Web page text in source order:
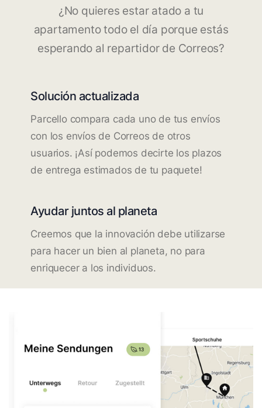
¿No quieres estar atado a tu
apartamento todo el día porque estás
esperando al repartidor de Correos?
Solución actualizada
Parcello compara cada uno de tus envíos
con los envíos de Correos de otros
usuarios. ¡Así podemos decirte los plazos
de entrega estimados de tu paquete!
Ayudar juntos al planeta
Creemos que la innovación debe utilizarse
para hacer un bien al planeta, no para
enriquecer a los individuos.